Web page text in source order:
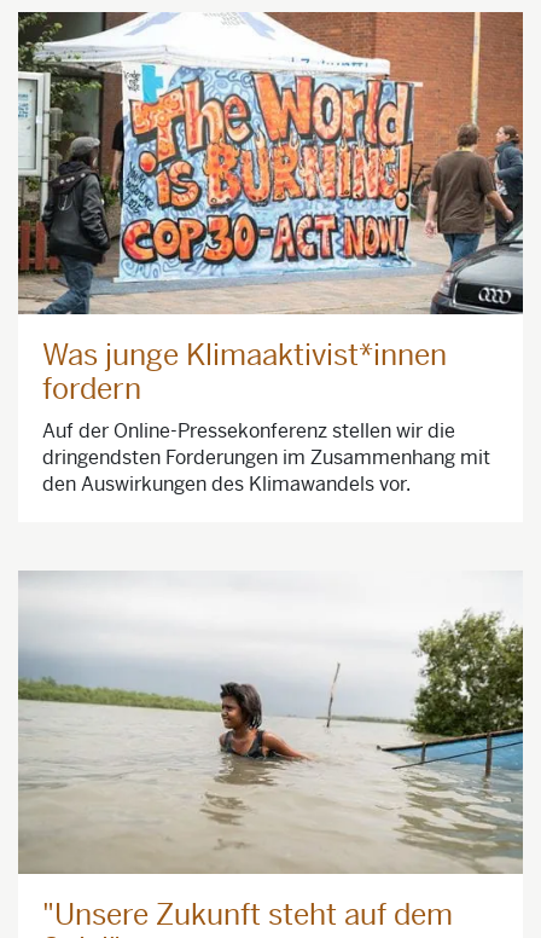
Was junge Klimaaktivist*innen
fordern
Auf der Online-Pressekonferenz stellen wir die
dringendsten Forderungen im Zusammenhang mit
den Auswirkungen des Klimawandels vor.
"Unsere Zukunft steht auf dem